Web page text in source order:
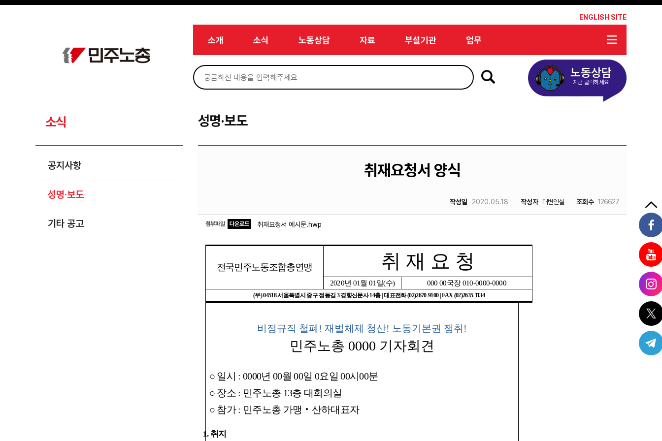
메뉴 건너뛰기
ENGLISH SITE
소개 소식 노동상담 자료 부설기관 업무
노동상담
지금 클릭하세요
소식
공지사항
성명·보도
기타 공고
성명·보도
취재요청서 양식
작성일 2020.05.18 작성자 대변인실 조회수 126627
첨부파일 다운로드 취재요청서 예시문.hwp
전국민주노동조합총연맹 취 재 요 청
2020년 01월01 일(수) 000 00국장010-0000-0000
(우) 04518서울특별시 중구 정동길 3경향신문사14층 |대표전화(02)2670-9100 | FAX (02)2635-1134
비정규직 철폐 ! 재벌체제 청산! 노동기본권 쟁취 !
민주노총 0000 기자회견
○ 일시 : 0000년00월00일 0요일00시00분
○ 장소 : 민주노총 13층 대회의실
○ 참가: 민주노총 가맹 ‧ 산하대표자
1. 취지
Sketchbook5, 스케치북5
Sketchbook5, 스케치북5